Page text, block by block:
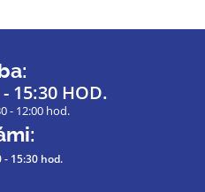
15:30 HOD.
- 12:00 hod.
- 15:30 hod.